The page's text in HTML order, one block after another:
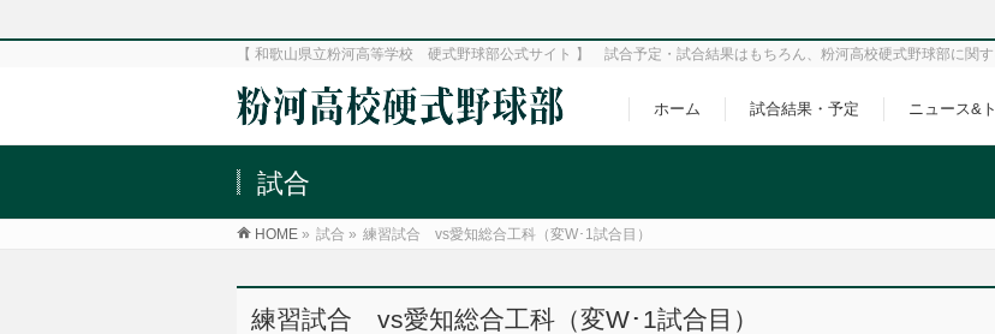
【 和歌山県立粉河高等学校 硬式野球部公式サイト 】 試合予定・試合結果はもちろん、粉河高校硬式野球部に関
ホーム 試合結果・予定 ニュース&
試合
HOME » 試合 » 練習試合 vs愛知総合工科（変W･1試合目）
練習試合 vs愛知総合工科（変W･1試合目）